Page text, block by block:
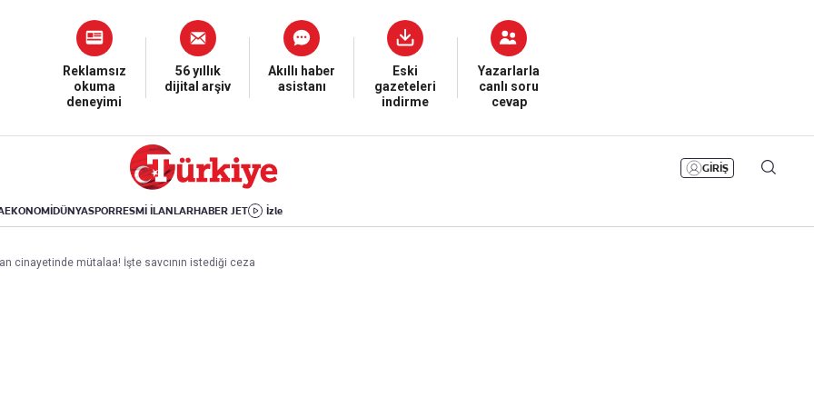
Reklamsız
okuma
deneyimi
56 yıllık
dijital arşiv
Akıllı haber
asistanı
Eski
gazeteleri
indirme
Yazarlarla
canlı soru
cevap
GİRİŞ
EKONOMİDÜNYASPORRESMİ İLANLARHABER JET İzle
Orta Doğu
Avrupa
Amerika
İsrail-Gazze
Yaşam
Sağlık
Hava Durumu
Yemek
Aktüel
Kültür-Sanat
Sinema
Arkeoloji
Kitap
Namaz Vakitleri
Sesli Yayınlar
cinayetinde mütalaa! İşte savcının istediği ceza